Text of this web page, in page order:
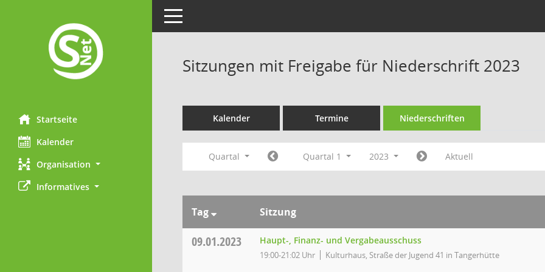
Startseite
Kalender
Organisation
Informatives
Toggle navigation
Sitzungen mit Freigabe für Niederschrift 2023
Kalender Termine Niederschriften
Quartal Quartal 1 2023 Aktuell
Tag Sitzung
09.01.2023 Haupt-, Finanz- und Vergabeausschuss
19:00-21:02 Uhr Kulturhaus, Straße der Jugend 41 in Tangerhütte